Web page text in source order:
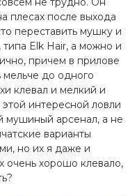
плесах после выхода
переставить мушку и
Elk Hair, а можно и
причем в прилове
до одного
клевал и мелкий и
интересной ловли
мушиный арсенал, а не
варианты
но их я даже и
очень хорошо клевало,